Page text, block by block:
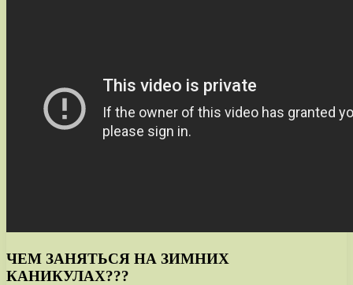
ЧЕМ ЗАНЯТЬСЯ НА ЗИМНИХ
КАНИКУЛАХ???